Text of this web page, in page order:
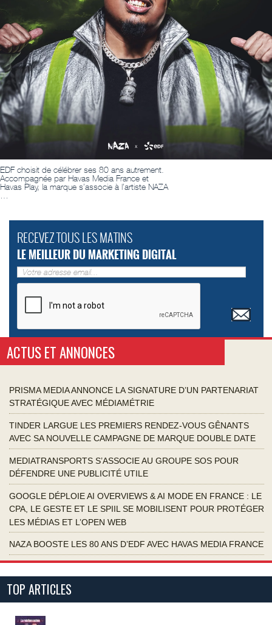
EDF choisit de célébrer ses 80 ans autrement.
Accompagnée par Havas Media France et
Havas Play, la marque s’associe à l’artiste NAZA
RECEVEZ TOUS LES MATINS
LE MEILLEUR DU MARKETING DIGITAL
ACTUS ET ANNONCES
PRISMA MEDIA ANNONCE LA SIGNATURE D’UN PARTENARIAT
STRATÉGIQUE AVEC MÉDIAMÉTRIE
TINDER LARGUE LES PREMIERS RENDEZ-VOUS GÊNANTS
AVEC SA NOUVELLE CAMPAGNE DE MARQUE DOUBLE DATE
MEDIATRANSPORTS S’ASSOCIE AU GROUPE SOS POUR
DÉFENDRE UNE PUBLICITÉ UTILE
GOOGLE DÉPLOIE AI OVERVIEWS & AI MODE EN FRANCE : LE
CPA, LE GESTE ET LE SPIIL SE MOBILISENT POUR PROTÉGER
LES MÉDIAS ET L’OPEN WEB
NAZA BOOSTE LES 80 ANS D’EDF AVEC HAVAS MEDIA FRANCE
TOP ARTICLES